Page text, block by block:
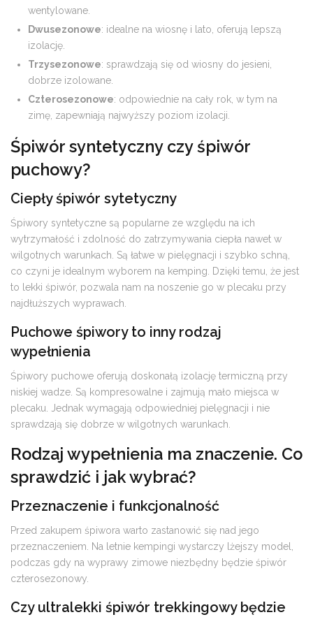
wentylowane.
Dwusezonowe: idealne na wiosnę i lato, oferują lepszą
izolację.
Trzysezonowe: sprawdzają się od wiosny do jesieni,
dobrze izolowane.
Czterosezonowe: odpowiednie na cały rok, w tym na
zimę, zapewniają najwyższy poziom izolacji.
Śpiwór syntetyczny czy śpiwór
puchowy?
Ciepły śpiwór sytetyczny
Śpiwory syntetyczne są popularne ze względu na ich
wytrzymałość i zdolność do zatrzymywania ciepła nawet w
wilgotnych warunkach. Są łatwe w pielęgnacji i szybko schną,
co czyni je idealnym wyborem na kemping. Dzięki temu, że jest
to lekki śpiwór, pozwala nam na noszenie go w plecaku przy
najdłuższych wyprawach.
Puchowe śpiwory to inny rodzaj
wypełnienia
Śpiwory puchowe oferują doskonałą izolację termiczną przy
niskiej wadze. Są kompresowalne i zajmują mało miejsca w
plecaku. Jednak wymagają odpowiedniej pielęgnacji i nie
sprawdzają się dobrze w wilgotnych warunkach.
Rodzaj wypełnienia ma znaczenie. Co
sprawdzić i jak wybrać?
Przeznaczenie i funkcjonalność
Przed zakupem śpiwora warto zastanowić się nad jego
przeznaczeniem. Na letnie kempingi wystarczy lżejszy model,
podczas gdy na wyprawy zimowe niezbędny będzie śpiwór
czterosezonowy.
Czy ultralekki śpiwór trekkingowy będzie